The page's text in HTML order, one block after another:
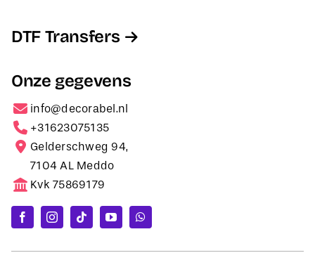
DTF Transfers
Onze gegevens
info@decorabel.nl
+31623075135
Gelderschweg 94,
7104 AL Meddo
Kvk 75869179